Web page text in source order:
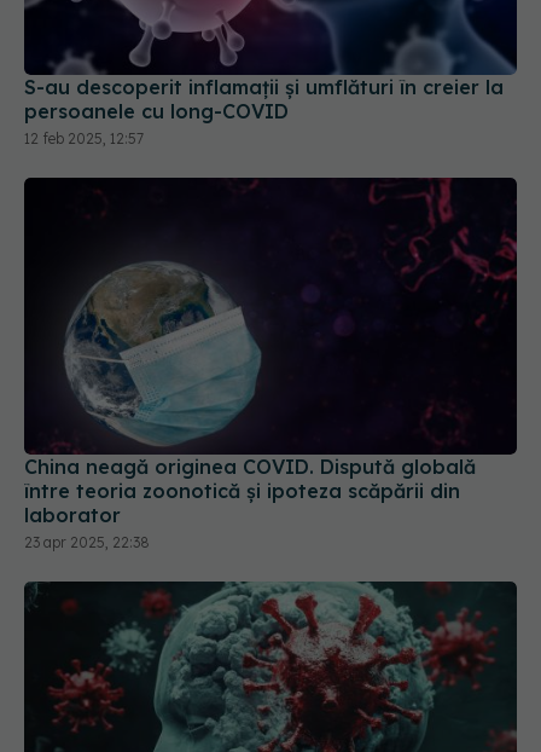
S-au descoperit inflamaţii și umflături în creier la
persoanele cu long-COVID
12 feb 2025, 12:57
China neagă originea COVID. Dispută globală
între teoria zoonotică și ipoteza scăpării din
laborator
23 apr 2025, 22:38